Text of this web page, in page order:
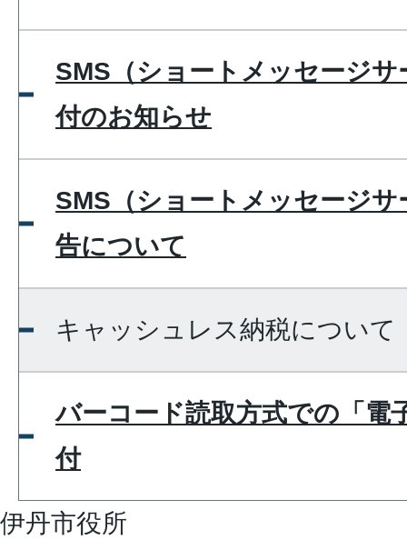
SMS（ショートメッセージ
付のお知らせ
SMS（ショートメッセージ
告について
キャッシュレス納税について
バーコード読取方式での「電
付
伊丹市役所